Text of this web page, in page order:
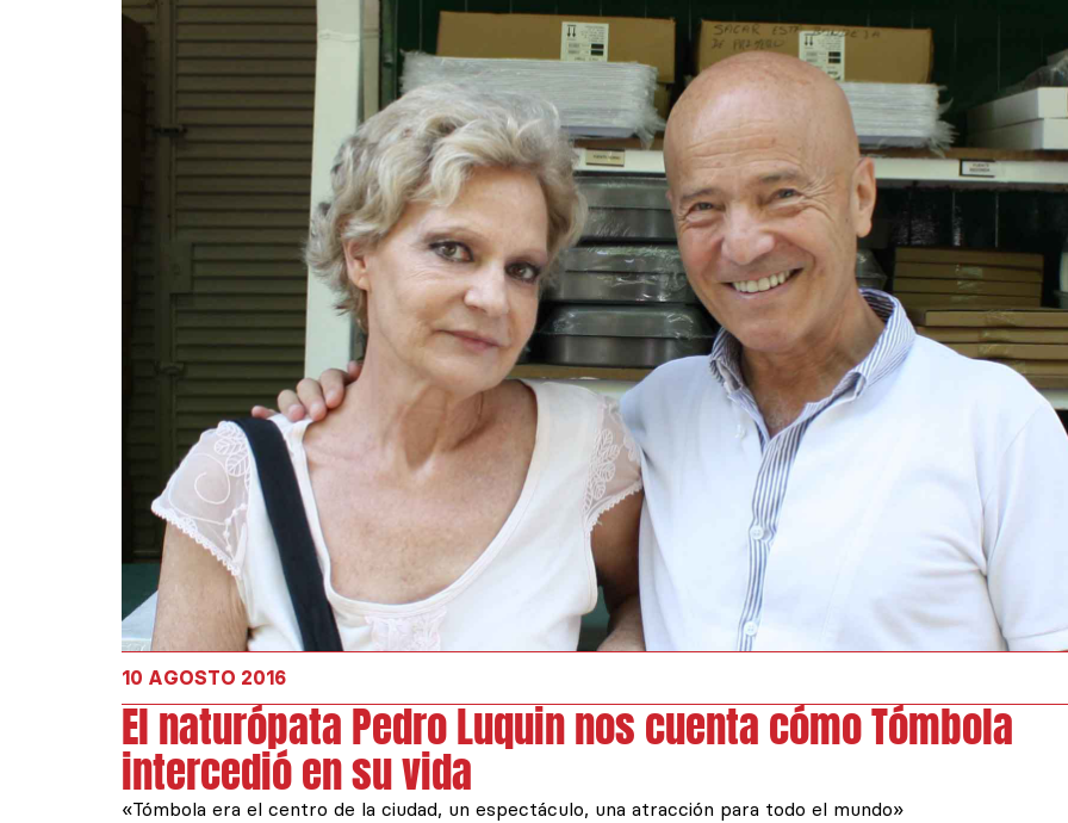
10 AGOSTO 2016
El naturópata Pedro Luquin nos cuenta cómo Tómbola
intercedió en su vida
«Tómbola era el centro de la ciudad, un espectáculo, una atracción para todo el mundo»